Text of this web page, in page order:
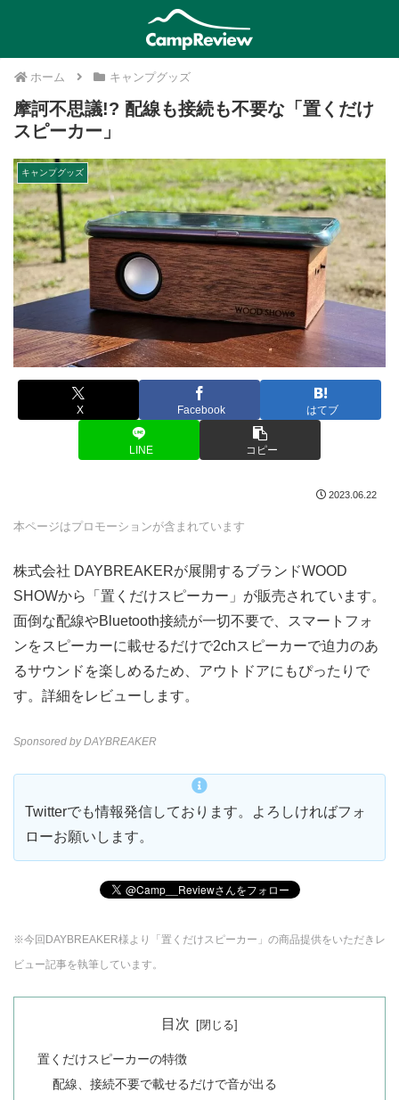
ホーム キャンプグッズ
摩訶不思議!? 配線も接続も不要な「置くだけ
スピーカー」
キャンプグッズ
X Facebook はてブ
LINE コピー
2023.06.22
本ページはプロモーションが含まれています
株式会社 DAYBREAKERが展開するブランドWOOD
SHOWから「置くだけスピーカー」が販売されています。
面倒な配線やBluetooth接続が一切不要で、スマートフォ
ンをスピーカーに載せるだけで2chスピーカーで迫力のあ
るサウンドを楽しめるため、アウトドアにもぴったりで
す。詳細をレビューします。
Sponsored by DAYBREAKER
Twitterでも情報発信しております。よろしければフォ
ローお願いします。
※今回DAYBREAKER様より「置くだけスピーカー」の商品提供をいただきレ
ビュー記事を執筆しています。
目次
置くだけスピーカーの特徴
配線、接続不要で載せるだけで音が出る